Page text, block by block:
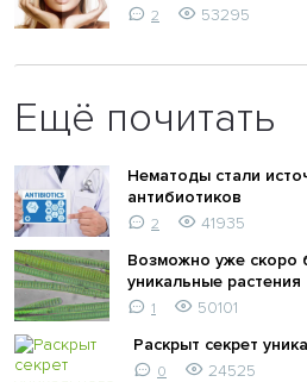
2 53295
Ещё почитать
Нематоды стали
антибиотиков
2
41935
Возможно уже скоро
уникальные растения
1
50101
Раскрыт секрет
0 24525